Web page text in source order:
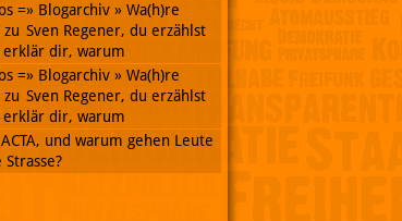
=» Blogarchiv » Wa(h)re
zu Sven Regener, du erzählst
erklär dir, warum
=» Blogarchiv » Wa(h)re
zu Sven Regener, du erzählst
erklär dir, warum
und warum gehen Leute